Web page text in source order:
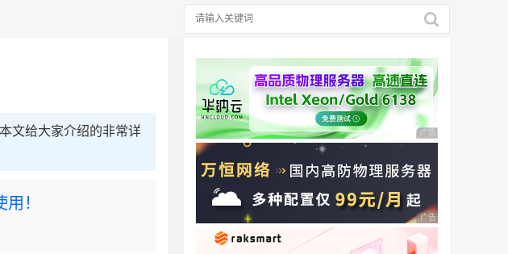
文给大家介绍的非常详
！
广告 商业广告，理性
广告 商业广告，理性